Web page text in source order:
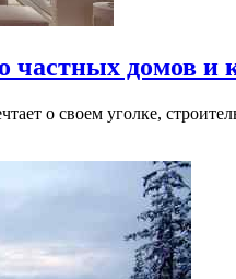
частных домов
о своем уголке,